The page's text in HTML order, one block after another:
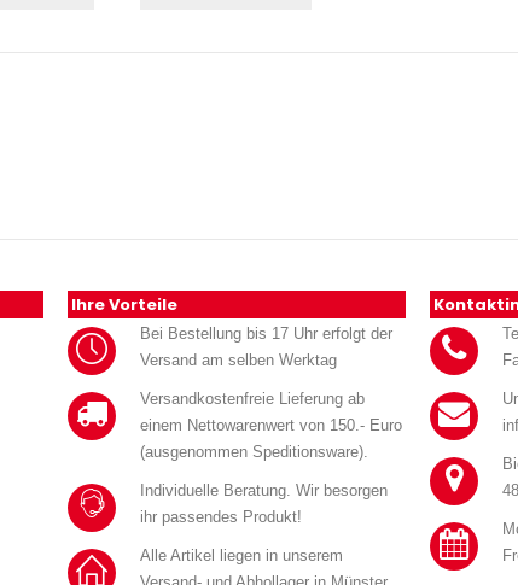
Ihre Vorteile
Bei Bestellung bis 17 Uhr erfolgt der
Versand am selben Werktag
Versandkostenfreie Lieferung ab
einem Nettowarenwert von 150.- Euro
(ausgenommen Speditionsware).
Individuelle Beratung. Wir besorgen
ihr passendes Produkt!
Alle Artikel liegen in unserem